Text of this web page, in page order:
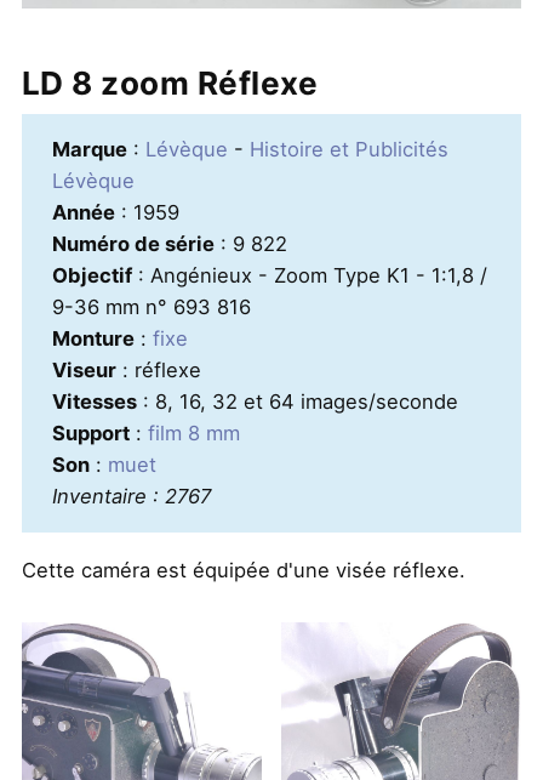
LD 8 zoom Réflexe
Marque: Lévèque - Histoire et Publicités
Lévèque
Année: 1959
Numéro de série: 9 822
Objectif: Angénieux - Zoom Type K1 - 1:1,8 /
9-36 mm n° 693 816
Monture: fixe
Viseur: réflexe
Vitesses: 8, 16, 32 et 64 images/seconde
Support: film 8 mm
Son: muet
Inventaire : 2767
Cette caméra est équipée d'une visée réflexe.